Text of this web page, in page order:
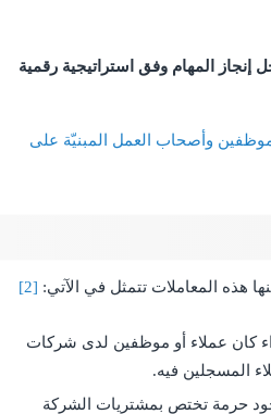
إنجاز المهام وفق استراتيجية رقمية
وأصحاب العمل المبنيّة على
هذه المعاملات تتمثل في الآتي: [2]
كان عملاء أو موظفين لدى شركات
المسجلين فيه.
حرمة تختص بمشتريات الشركة